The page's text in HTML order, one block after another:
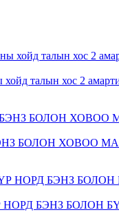
талын хос 2
БОЛОН ХОВОО
БЭНЗ БОЛОН